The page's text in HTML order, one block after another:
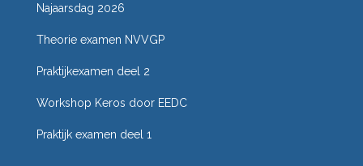
Najaarsdag 2026
Theorie examen NVVGP
Praktijkexamen deel 2
Workshop Keros door EEDC
Praktijk examen deel 1